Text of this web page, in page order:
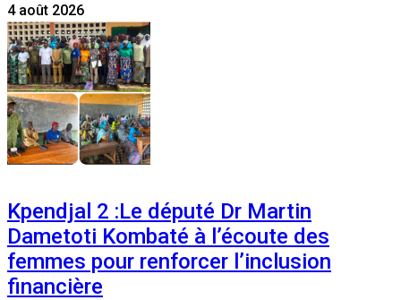
4 août 2026
Kpendjal 2 :Le député Dr Martin
Dametoti Kombaté à l’écoute des
femmes pour renforcer l’inclusion
financière